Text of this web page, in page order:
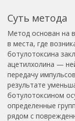
Суть метода
Метод основан на
в места, где
ботулотоксина
ацетилхолина —
передачу
результате
ботулотоксином
определенные
рядом с